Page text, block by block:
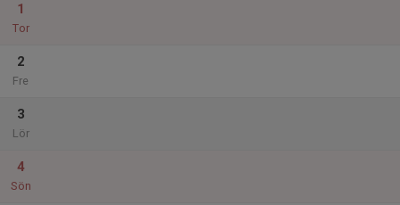
1
Tor
2
Fre
3
Lör
4
Sön